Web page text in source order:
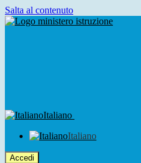
Salta al contenuto
Italiano
Italiano
Accedi